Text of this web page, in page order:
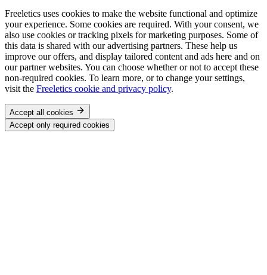
Freeletics uses cookies to make the website functional and optimize
your experience. Some cookies are required. With your consent, we
also use cookies or tracking pixels for marketing purposes. Some of
this data is shared with our advertising partners. These help us
improve our offers, and display tailored content and ads here and on
our partner websites. You can choose whether or not to accept these
non-required cookies. To learn more, or to change your settings,
visit the Freeletics cookie and privacy policy.
Accept all cookies
Accept only required cookies